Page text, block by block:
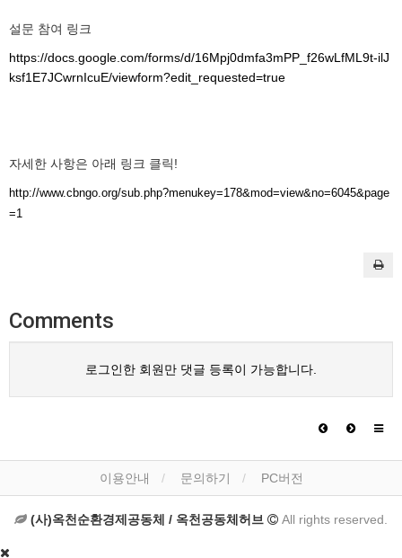
설문 참여 링크
https://docs.google.com/forms/d/16Mpj0dmfa3mPP_f26wLfML9t-ilJ
ksf1E7JCwrnIcuE/viewform?edit_requested=true
자세한 사항은 아래 링크 클릭!
http://www.cbngo.org/sub.php?menukey=178&mod=view&no=6045&page
=1
Comments
로그인한 회원만 댓글 등록이 가능합니다.
이용안내 문의하기 PC버전
(사)옥천순환경제공동체 / 옥천공동체허브 All rights reserved.